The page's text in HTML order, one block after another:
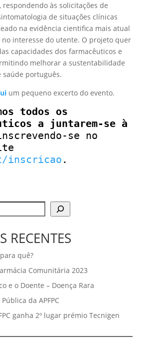
respondendo às solicitações de
de situações clínicas
na evidência cientifica mais atual
no interesse do utente. O projeto quer
capacidades dos farmacêuticos e
melhorar a sustentabilidade
saúde português.
um pequeno excerto do evento.
todos os
a juntarem-se à
se no
inscricao .
RECENTES
quê?
Comunitária 2023
e o Doente – Doença Rara
da APFPC
ganha 2º lugar prémio Tecnigen